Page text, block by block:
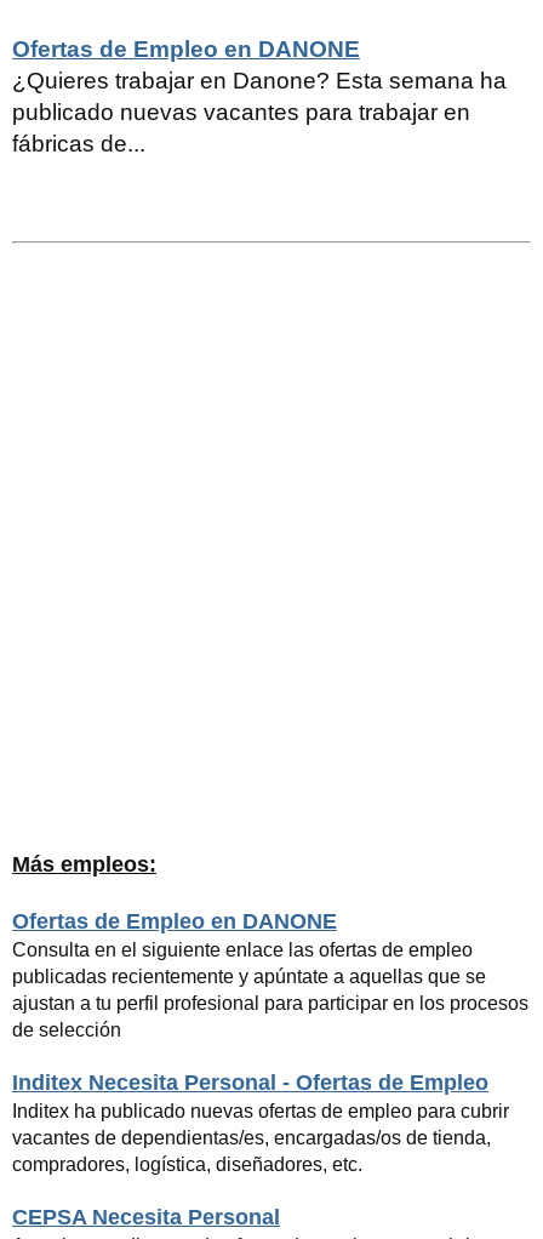
Ofertas de Empleo en DANONE
¿Quieres trabajar en Danone? Esta semana ha
publicado nuevas vacantes para trabajar en
fábricas de...
Más empleos:
Ofertas de Empleo en DANONE
Consulta en el siguiente enlace las ofertas de empleo
publicadas recientemente y apúntate a aquellas que se
ajustan a tu perfil profesional para participar en los procesos
de selección
Inditex Necesita Personal - Ofertas de Empleo
Inditex ha publicado nuevas ofertas de empleo para cubrir
vacantes de dependientas/es, encargadas/os de tienda,
compradores, logística, diseñadores, etc.
CEPSA Necesita Personal